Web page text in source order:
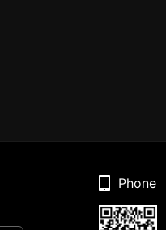
Phone